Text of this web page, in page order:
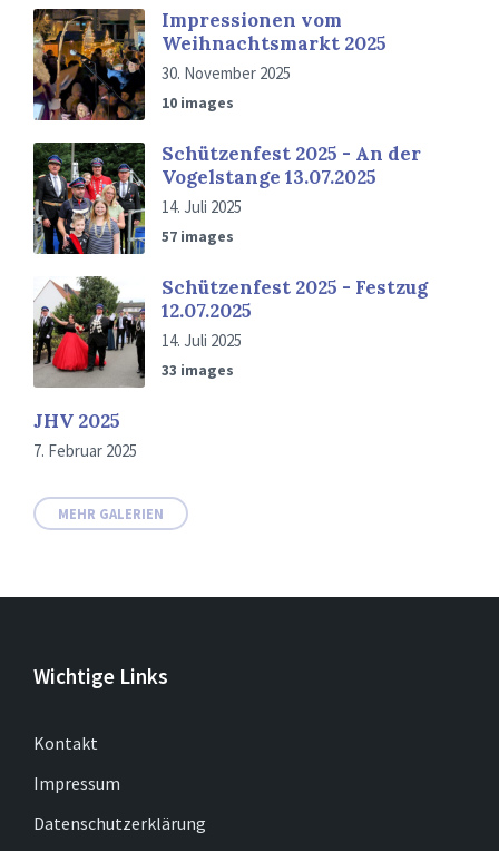
Impressionen vom
Weihnachtsmarkt 2025
30. November 2025
10 images
Schützenfest 2025 - An der
Vogelstange 13.07.2025
14. Juli 2025
57 images
Schützenfest 2025 - Festzug
12.07.2025
14. Juli 2025
33 images
JHV 2025
7. Februar 2025
MEHR GALERIEN
Wichtige Links
Kontakt
Impressum
Datenschutzerklärung